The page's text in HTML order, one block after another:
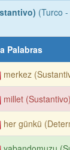
(Turco
Palabras
merkez
millet (Sustantivo)
her günkü